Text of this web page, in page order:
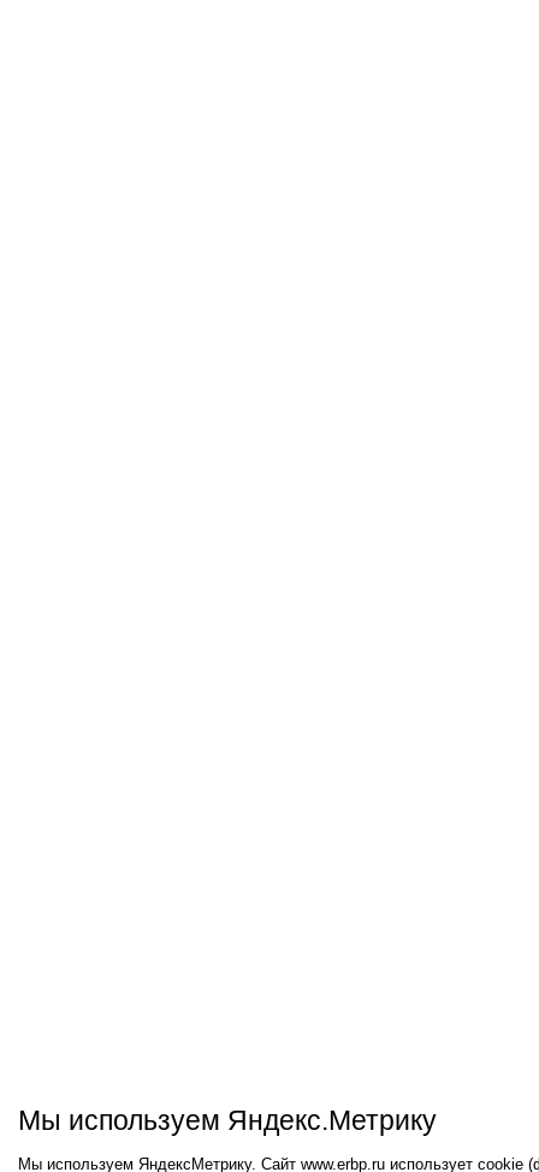
Мы используем Яндекс.Метрику
Мы используем ЯндексМетрику. Сайт www.erbp.ru использует